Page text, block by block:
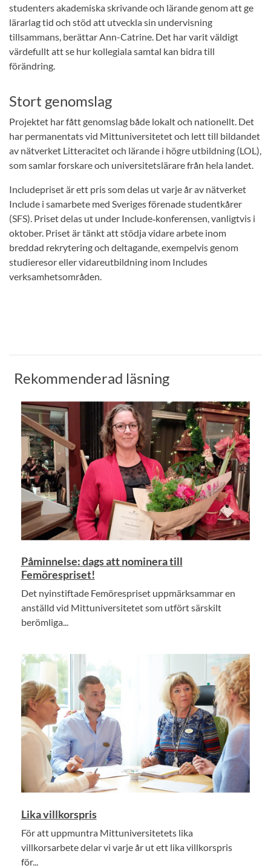
studenters akademiska skrivande och lärande genom att ge
lärarlag tid och stöd att utveckla sin undervisning
tillsammans, berättar Ann-Catrine. Det har varit väldigt
värdefullt att se hur kollegiala samtal kan bidra till
förändring.
Stort genomslag
Projektet har fått genomslag både lokalt och nationellt. Det
har permanentats vid Mittuniversitetet och lett till bildandet
av nätverket Litteracitet och lärande i högre utbildning (LOL),
som samlar forskare och universitetslärare från hela landet.
Includepriset är ett pris som delas ut varje år av nätverket
Include i samarbete med Sveriges förenade studentkårer
(SFS). Priset delas ut under Include‑konferensen, vanligtvis i
oktober. Priset är tänkt att stödja vidare arbete inom
breddad rekrytering och deltagande, exempelvis genom
studieresor eller vidareutbildning inom Includes
verksamhetsområden.
Rekommenderad läsning
Påminnelse: dags att nominera till
Femörespriset!
Det nyinstiftade Femörespriset uppmärksammar en
anställd vid Mittuniversitetet som utfört särskilt
berömliga...
Lika villkorspris
För att uppmuntra Mittuniversitetets lika
villkorsarbete delar vi varje år ut ett lika villkorspris
för...